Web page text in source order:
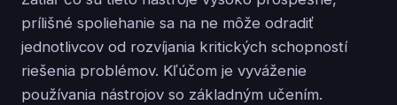
prílišné spoliehanie sa na ne môže odradiť
jednotlivcov od rozvíjania kritických schopností
riešenia problémov. Kľúčom je vyváženie
používania nástrojov so základným učením.